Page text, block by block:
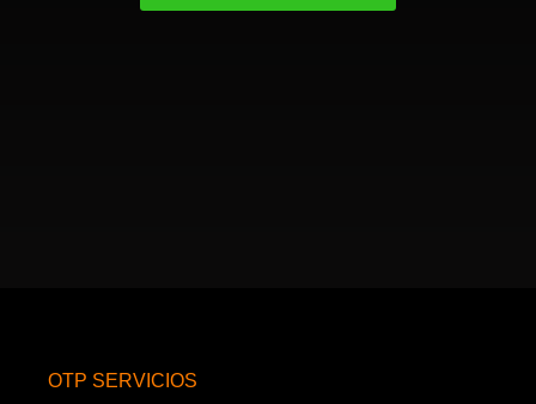
OTP SERVICIOS